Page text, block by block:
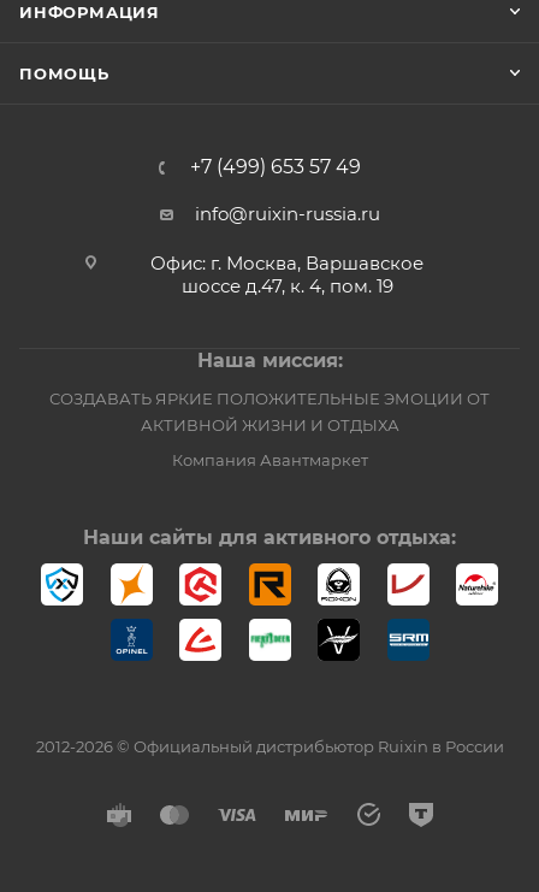
ИНФОРМАЦИЯ
ПОМОЩЬ
+7 (499) 653 57 49
info@ruixin-russia.ru
Офис: г. Москва, Варшавское
шоссе д.47, к. 4, пом. 19
Наша миссия:
СОЗДАВАТЬ ЯРКИЕ ПОЛОЖИТЕЛЬНЫЕ ЭМОЦИИ ОТ
АКТИВНОЙ ЖИЗНИ И ОТДЫХА
Компания Авантмаркет
Наши сайты для активного отдыха:
2012-2026 © Официальный дистрибьютор Ruixin в России